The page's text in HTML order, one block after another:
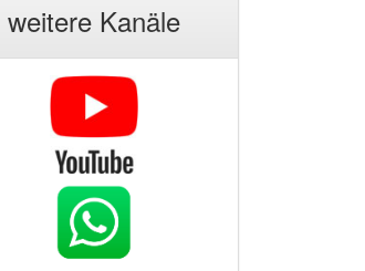
weitere Kanäle